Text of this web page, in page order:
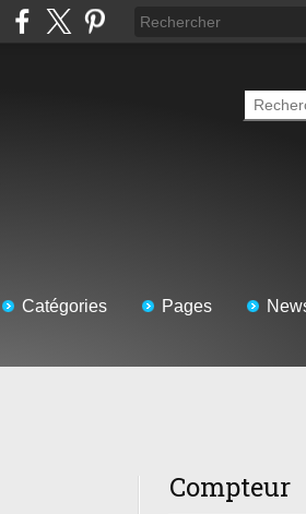
Catégories Pages
Compteur